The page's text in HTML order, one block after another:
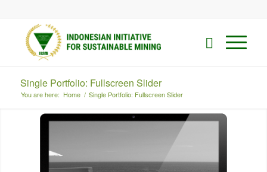
Single Portfolio: Fullscreen Slider
You are here: Home / Single Portfolio: Fullscreen Slider